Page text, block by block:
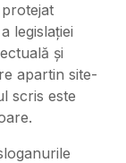
legislației
și
apartin site-
scris este